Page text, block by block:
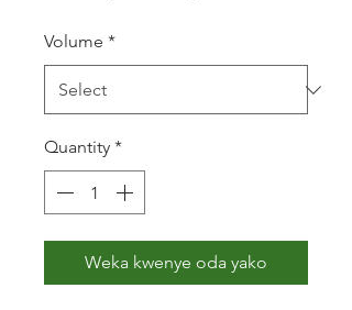
Volume *
Quantity *
Weka kwenye oda yako